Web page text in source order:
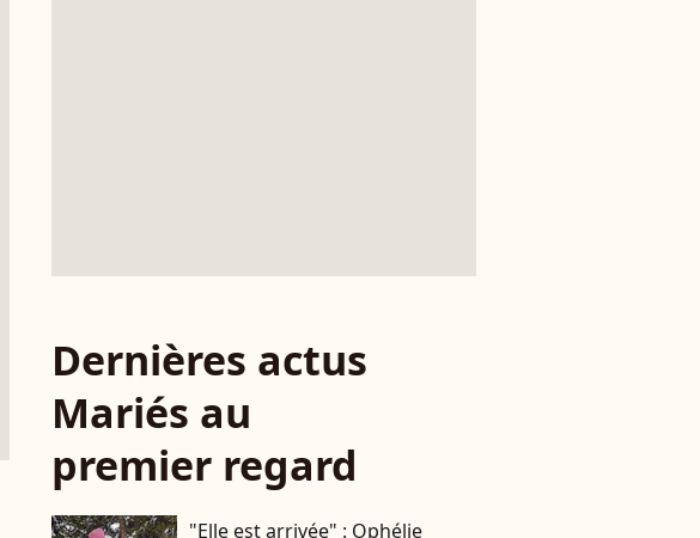
Dernières actus
Mariés au
premier regard
"Elle est arrivée" : Ophélie